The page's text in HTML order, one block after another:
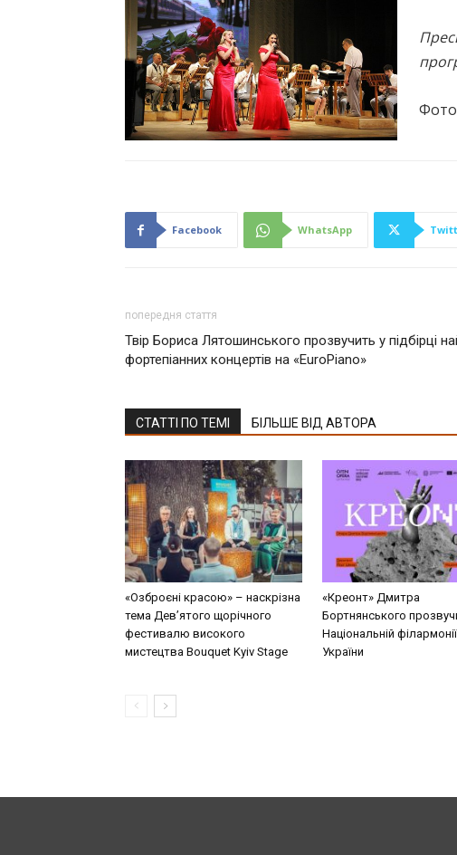
Facebook WhatsApp
попередня стаття
Твір Бориса Лятошинського прозвучить у підбірці
фортепіанних концертів на «EuroPiano»
СТАТТІ ПО ТЕМІ БІЛЬШЕ ВІД АВТОРА
«Озброєні красою» – наскрізна
тема Дев’ятого щорічного
фестивалю високого
мистецтва Bouquet Kyiv Stage
«Креонт» Дмитра
Бортнянського
Національній філармонії
України